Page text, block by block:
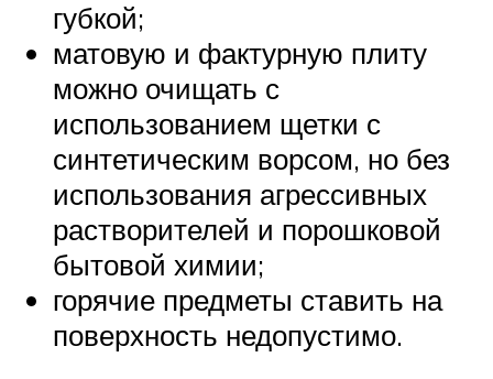
губкой;
матовую и фактурную плиту
можно очищать с
использованием щетки с
синтетическим ворсом, но без
использования агрессивных
растворителей и порошковой
бытовой химии;
горячие предметы ставить на
поверхность недопустимо.